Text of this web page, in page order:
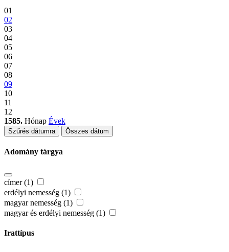
01
02
03
04
05
06
07
08
09
10
11
12
1585. Hónap Évek
Szűrés dátumra Összes dátum
Adomány tárgya
címer (1)
erdélyi nemesség (1)
magyar nemesség (1)
magyar és erdélyi nemesség (1)
Irattípus